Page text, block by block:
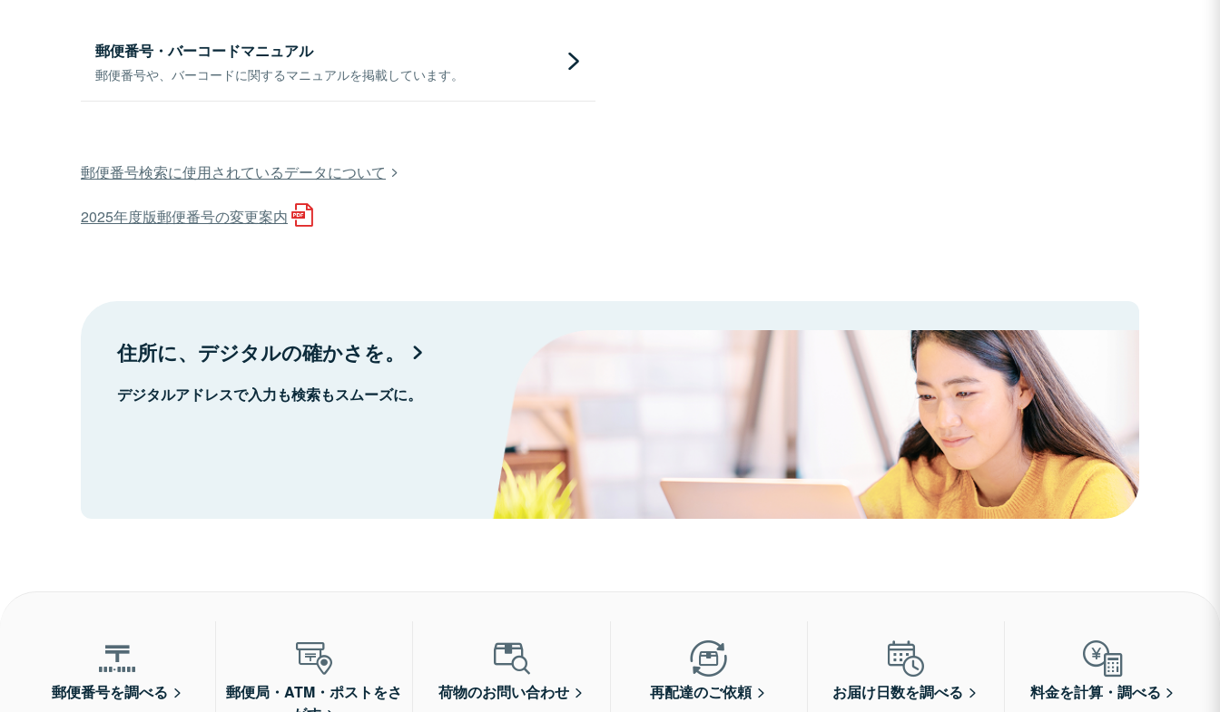
郵便番号・バーコードマニュアル
郵便番号や、バーコードに関するマニュアルを掲載しています。
郵便番号検索に使用されているデータについて
2025年度版郵便番号の変更案内
住所に、デジタルの確かさを。
デジタルアドレスで入力も検索もスムーズに。
郵便番号を調べる
郵便局・ATM・ポストをさ
荷物のお問い合わせ 再配達のご依頼 お届け日数を調べる 料金を計算・調べる